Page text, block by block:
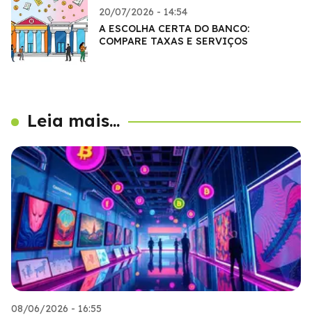
20/07/2026 - 14:54
A ESCOLHA CERTA DO BANCO:
COMPARE TAXAS E SERVIÇOS
Leia mais...
08/06/2026 - 16:55